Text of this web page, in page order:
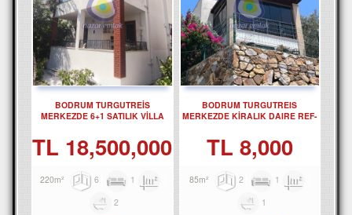
BODRUM TURGUTREIS
MERKEZDE KİRALIK DAIRE REF-
8,000 TL
2
1
1
BODRUM TURGUTREİS
MERKEZDE 6+1 SATILIK VİLLA
18,500,000 TL
6
1
2